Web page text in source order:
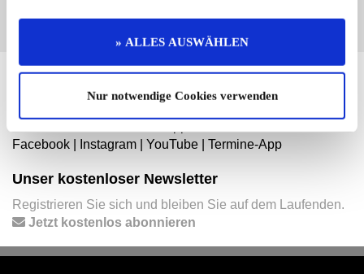
» ALLES AUSWÄHLEN
Nur notwendige Cookies verwenden
Facebook
Instagram YouTube Termine-App
Unser kostenloser Newsletter
Registrieren Sie sich und bleiben Sie auf dem Laufenden.
Jetzt kostenlos abonnieren